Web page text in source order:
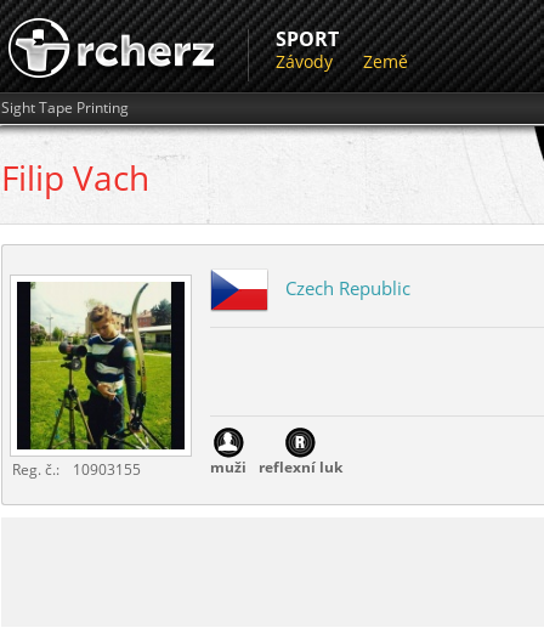
SPORT
Závody Země
Sight Tape Printing
Filip Vach
Reg. č.: 10903155
Czech Republic
muži reflexní luk